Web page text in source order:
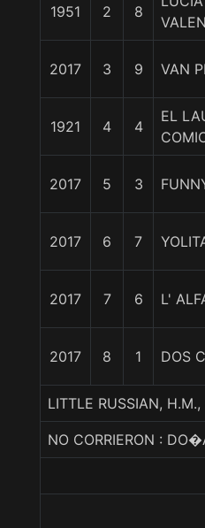
1951 2 8
2017 3 9 VAN
1921 4 4
EL
2017 5 3
2017 6 7
2017 7 6 L'
2017 8 1 DOS
LITTLE RUSSIAN,
NO CORRIERON :